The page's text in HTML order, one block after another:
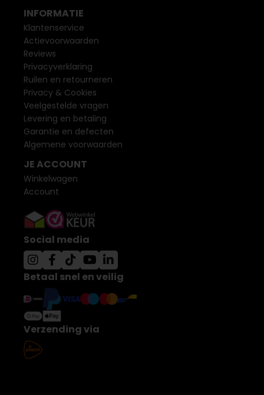
INFORMATIE
Klantenservice
Actievoorwaarden
Reviews
Privacyverklaring
Ruilen en retourneren
Privacy & Cookies
Veelgestelde vragen
Levering en betaling
Garantie en defecten
Algemene voorwaarden
JE ACCOUNT
Winkelwagen
Account
Social media
Betaal snel en veilig
Verzending via